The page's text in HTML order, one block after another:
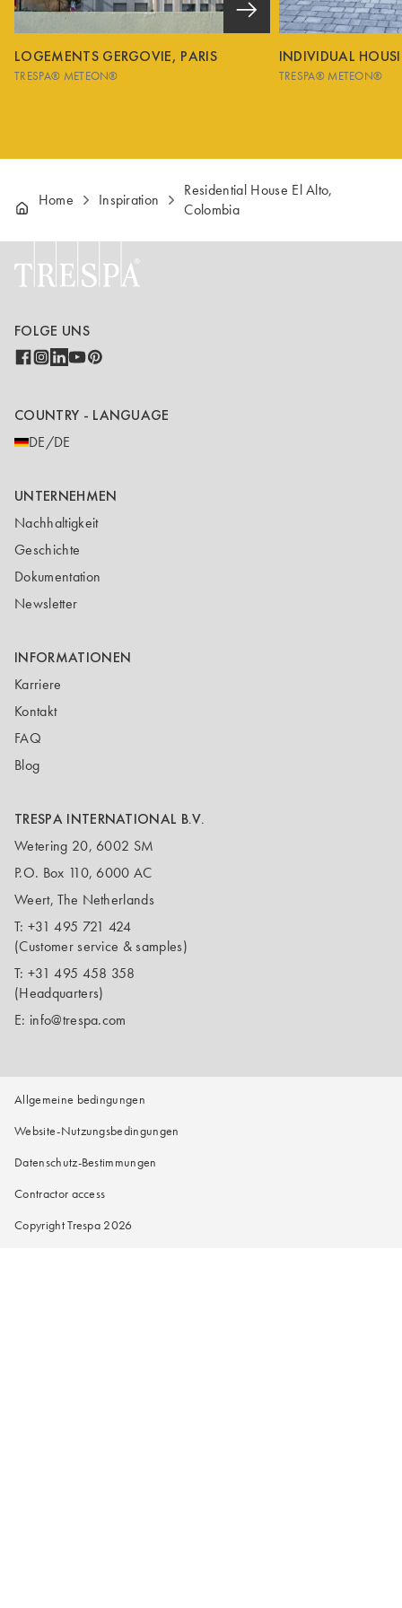
LOGEMENTS GERGOVIE, PARIS
TRESPA® METEON®
INDIVIDUAL
TRESPA® METEON®
Home Inspiration
Residential House El Alto,
Colombia
FOLGE UNS
COUNTRY - LANGUAGE
DE/DE
UNTERNEHMEN
Nachhaltigkeit
Geschichte
Dokumentation
Newsletter
INFORMATIONEN
Karriere
Kontakt
FAQ
Blog
TRESPA INTERNATIONAL B.V.
Wetering 20, 6002 SM
P.O. Box 110, 6000 AC
Weert, The Netherlands
T: +31 495 721 424
(Customer service & samples)
T: +31 495 458 358
(Headquarters)
E: info@trespa.com
Allgemeine bedingungen
Website-Nutzungsbedingungen
Datenschutz-Bestimmungen
Contractor access
Copyright Trespa 2026